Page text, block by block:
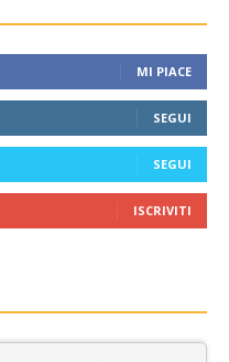
MI PIACE
SEGUI
SEGUI
ISCRIVITI